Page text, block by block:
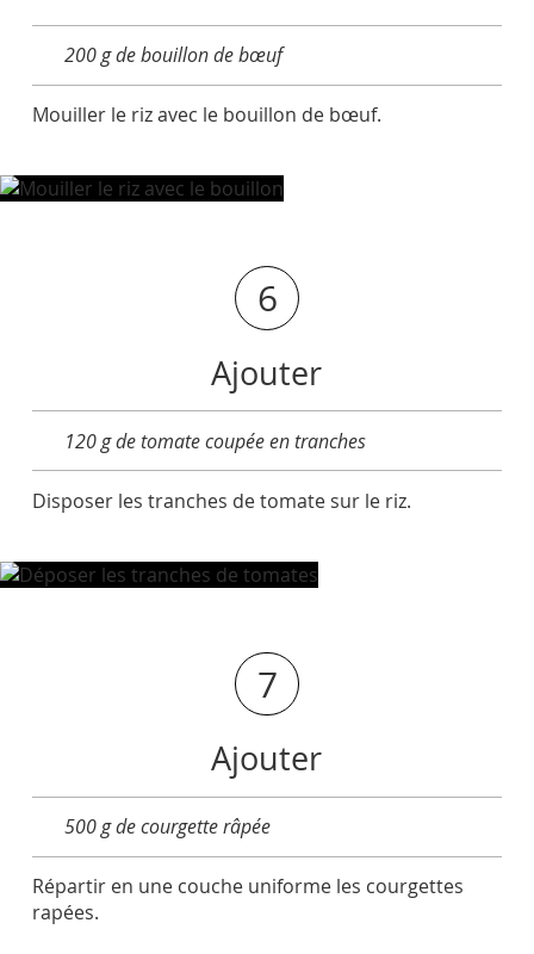
200 g de bouillon de bœuf
Mouiller le riz avec le bouillon de bœuf.
6
Ajouter
120 g de tomate coupée en tranches
Disposer les tranches de tomate sur le riz.
7
Ajouter
500 g de courgette râpée
Répartir en une couche uniforme les courgettes
rapées.